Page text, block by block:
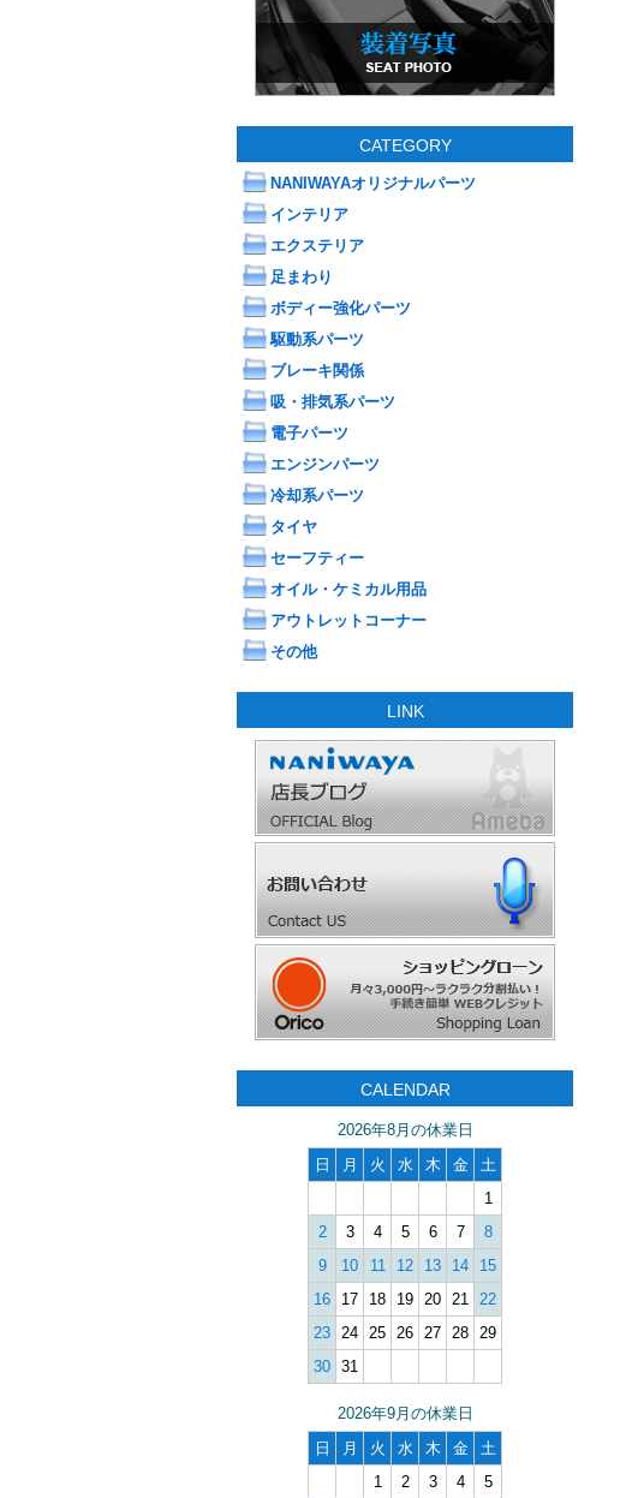
CATEGORY
NANIWAYAオリジナルパーツ
インテリア
エクステリア
足まわり
ボディー強化パーツ
駆動系パーツ
ブレーキ関係
吸・排気系パーツ
電子パーツ
エンジンパーツ
冷却系パーツ
タイヤ
セーフティー
オイル・ケミカル用品
アウトレットコーナー
その他
LINK
CALENDAR
2026年8月の休業日
日
月 火 水 木 金
土
1
2
3 4 5 6 7
8
9
10 11 12 13 14
15
16
17 18 19 20 21 22
23 24 25 26 27 28 29
30 31
2026年9月の休業日
日
月 火 水 木 金
土
1
2 3 4
5